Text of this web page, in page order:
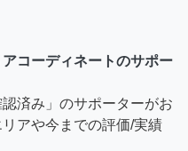
コーディネートのサポー
済み」のサポーターがお
アや今までの評価/実績